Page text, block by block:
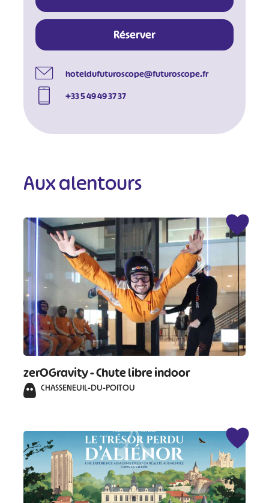
Réserver
hoteldufuturoscope@futuroscope.fr
+33 5 49 49 37 37
Aux alentours
zerOGravity - Chute libre indoor
CHASSENEUIL-DU-POITOU